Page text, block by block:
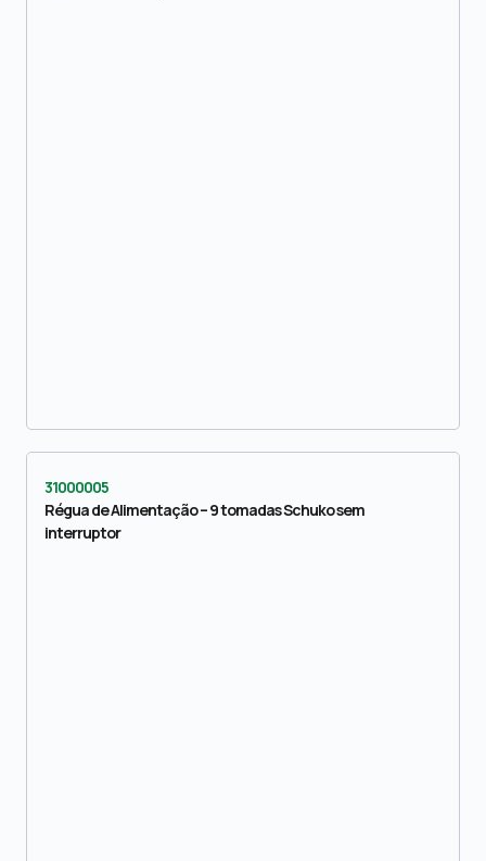
31000005
Régua de Alimentação – 9 tomadas Schuko sem
interruptor